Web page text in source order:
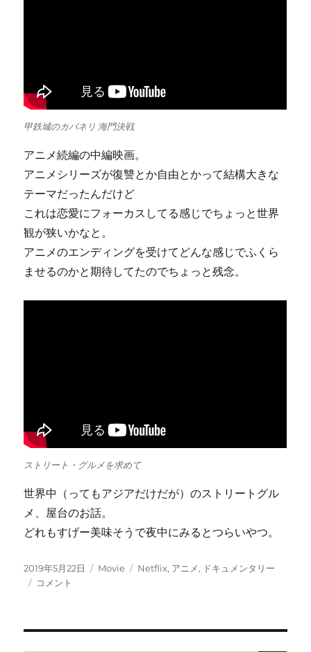
甲鉄城のカバネリ 海門決戦
アニメ続編の中編映画。
アニメシリーズが復讐とか自由とかって結構大きな
テーマだったんだけど
これは恋愛にフォーカスしてる感じでちょっと世界
観が狭いかなと。
アニメのエンディングを受けてどんな感じでふくら
ませるのかと期待してたのでちょっと残念。
ストリート・グルメを求めて
世界中（ってもアジアだけだが）のストリートグル
メ、屋台のお話。
どれもすげー美味そうで夜中にみるとつらいやつ。
投
稿
2019年5月22日
カ
Movie
タ
Netflix, アニメ, ドキュメンタリー
Netflix
コメント